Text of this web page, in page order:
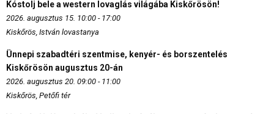
Kóstolj bele a western lovaglás világába Kiskőrösön!
2026. augusztus 15. 10:00 - 17:00
Kiskőrös, István lovastanya
Ünnepi szabadtéri szentmise, kenyér- és borszentelés
Kiskőrösön augusztus 20-án
2026. augusztus 20. 09:00 - 11:00
Kiskőrös, Petőfi tér